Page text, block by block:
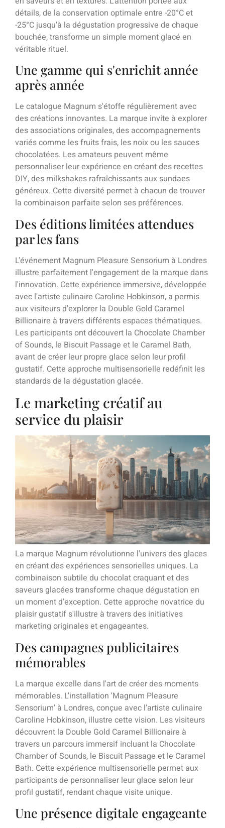
détails, de la conservation optimale entre -20°C et
-25°C jusqu'à la dégustation progressive de chaque
bouchée, transforme un simple moment glacé en
véritable rituel.
Une gamme qui s'enrichit année
après année
Le catalogue Magnum s'étoffe régulièrement avec
des créations innovantes. La marque invite à explorer
des associations originales, des accompagnements
variés comme les fruits frais, les noix ou les sauces
chocolatées. Les amateurs peuvent même
personnaliser leur expérience en créant des recettes
DIY, des milkshakes rafraîchissants aux sundaes
généreux. Cette diversité permet à chacun de trouver
la combinaison parfaite selon ses préférences.
Des éditions limitées attendues
par les fans
L'événement Magnum Pleasure Sensorium à Londres
illustre parfaitement l'engagement de la marque dans
l'innovation. Cette expérience immersive, développée
avec l'artiste culinaire Caroline Hobkinson, a permis
aux visiteurs d'explorer la Double Gold Caramel
Billionaire à travers différents espaces thématiques.
Les participants ont découvert la Chocolate Chamber
of Sounds, le Biscuit Passage et le Caramel Bath,
avant de créer leur propre glace selon leur profil
gustatif. Cette approche multisensorielle redéfinit les
standards de la dégustation glacée.
Le marketing créatif au
service du plaisir
La marque Magnum révolutionne l'univers des glaces
en créant des expériences sensorielles uniques. La
combinaison subtile du chocolat craquant et des
saveurs glacées transforme chaque dégustation en
un moment d'exception. Cette approche novatrice du
plaisir gustatif s'illustre à travers des initiatives
marketing originales et engageantes.
Des campagnes publicitaires
mémorables
La marque excelle dans l'art de créer des moments
mémorables. L'installation 'Magnum Pleasure
Sensorium' à Londres, conçue avec l'artiste culinaire
Caroline Hobkinson, illustre cette vision. Les visiteurs
découvrent la Double Gold Caramel Billionaire à
travers un parcours immersif incluant la Chocolate
Chamber of Sounds, le Biscuit Passage et le Caramel
Bath. Cette expérience multisensorielle permet aux
participants de personnaliser leur glace selon leur
profil gustatif, rendant chaque visite unique.
Une présence digitale engageante